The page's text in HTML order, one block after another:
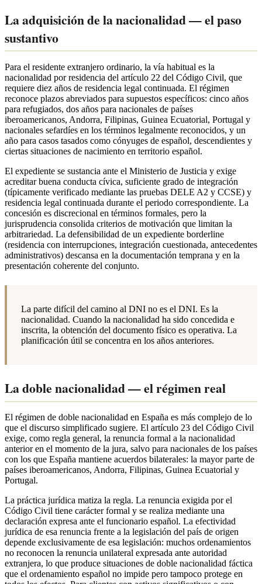
La adquisición de la nacionalidad — el paso
sustantivo
Para el residente extranjero ordinario, la vía habitual es la
nacionalidad por residencia del artículo 22 del Código Civil, que
requiere diez años de residencia legal continuada. El régimen
reconoce plazos abreviados para supuestos específicos: cinco años
para refugiados, dos años para nacionales de países
iberoamericanos, Andorra, Filipinas, Guinea Ecuatorial, Portugal y
nacionales sefardíes en los términos legalmente reconocidos, y un
año para casos tasados como cónyuges de español, descendientes y
ciertas situaciones de nacimiento en territorio español.
El expediente se sustancia ante el Ministerio de Justicia y exige
acreditar buena conducta cívica, suficiente grado de integración
(típicamente verificado mediante las pruebas DELE A2 y CCSE) y
residencia legal continuada durante el periodo correspondiente. La
concesión es discrecional en términos formales, pero la
jurisprudencia consolida criterios de motivación que limitan la
arbitrariedad. La defensibilidad de un expediente borderline
(residencia con interrupciones, integración cuestionada, antecedentes
administrativos) descansa en la documentación temprana y en la
presentación coherente del conjunto.
La parte difícil del camino al DNI no es el DNI. Es la
nacionalidad. Cuando la nacionalidad ha sido concedida e
inscrita, la obtención del documento físico es operativa. La
planificación útil se concentra en los años anteriores.
La doble nacionalidad — el régimen real
El régimen de doble nacionalidad en España es más complejo de lo
que el discurso simplificado sugiere. El artículo 23 del Código Civil
exige, como regla general, la renuncia formal a la nacionalidad
anterior en el momento de la jura, salvo para nacionales de los países
con los que España mantiene acuerdos bilaterales: la mayor parte de
países iberoamericanos, Andorra, Filipinas, Guinea Ecuatorial y
Portugal.
La práctica jurídica matiza la regla. La renuncia exigida por el
Código Civil tiene carácter formal y se realiza mediante una
declaración expresa ante el funcionario español. La efectividad
jurídica de esa renuncia frente a la legislación del país de origen
depende exclusivamente de esa legislación: muchos ordenamientos
no reconocen la renuncia unilateral expresada ante autoridad
extranjera, lo que produce situaciones de doble nacionalidad fáctica
que el ordenamiento español no impide pero tampoco protege en